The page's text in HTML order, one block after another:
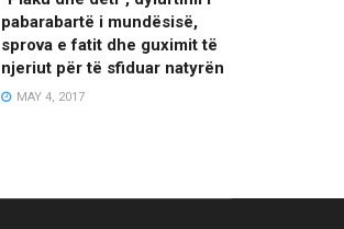
pabarabartë i mundësisë,
sprova e fatit dhe guximit të
njeriut për të sfiduar natyrën
MAY 4, 2017